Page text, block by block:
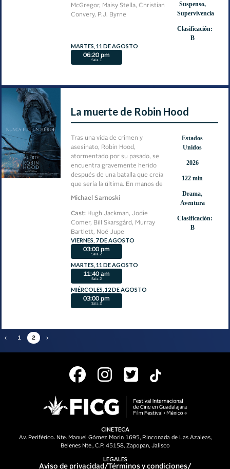
McGregor, Maisy Stella, Christian
Convery, P.J. Byrne
Suspenso,
Supervivencia
Clasificación:
B
MARTES, 11 DE AGOSTO
06:20 pm
Sala 1
La muerte de Robin Hood
Tras una vida de crimen y
asesinato, Robin Hood,
atormentado por su pasado, se
encuentra gravemente herido
después de una batalla que creía
que sería la última. En manos de
redención.
Michael Sarnoski
Cast: Hugh Jackman, Jodie
Comer, Bill Skarsgård, Murray
Bartlett, Noé Jupe
Estados
Unidos
2026
122 min
Drama,
Aventura
Clasificación:
B
VIERNES, 7 DE AGOSTO
03:00 pm
Sala 2
MARTES, 11 DE AGOSTO
11:40 am
Sala 2
MIÉRCOLES, 12 DE AGOSTO
03:00 pm
Sala 2
‹ 1 2 ›
CINETECA
Av. Periférico. Nte. Manuel Gómez Morin 1695, Rinconada de Las Azaleas,
Belenes Nte., C.P. 45158, Zapopan, Jalisco
LEGALES
Aviso de privacidad /Términos y condiciones/